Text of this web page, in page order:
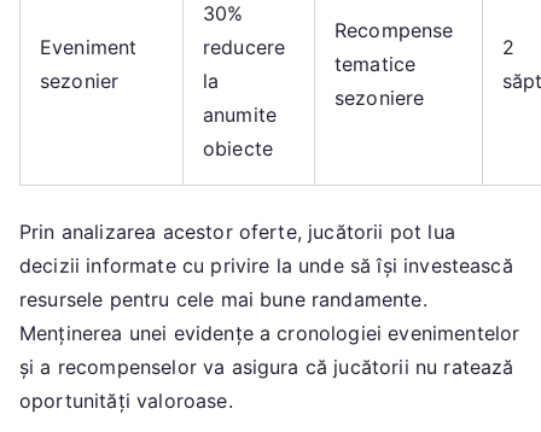
Eveniment
sezonier
30%
reducere
la
anumite
obiecte
Recompense
tematice
sezoniere
2
Prin analizarea acestor oferte, jucătorii pot lua
decizii informate cu privire la unde să își investească
resursele pentru cele mai bune randamente.
Menținerea unei evidențe a cronologiei evenimentelor
și a recompenselor va asigura că jucătorii nu ratează
oportunități valoroase.